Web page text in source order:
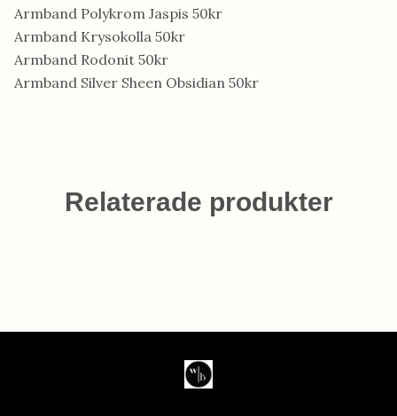
Armband Polykrom Jaspis 50kr
Armband Krysokolla 50kr
Armband Rodonit 50kr
Armband Silver Sheen Obsidian 50kr
Relaterade produkter